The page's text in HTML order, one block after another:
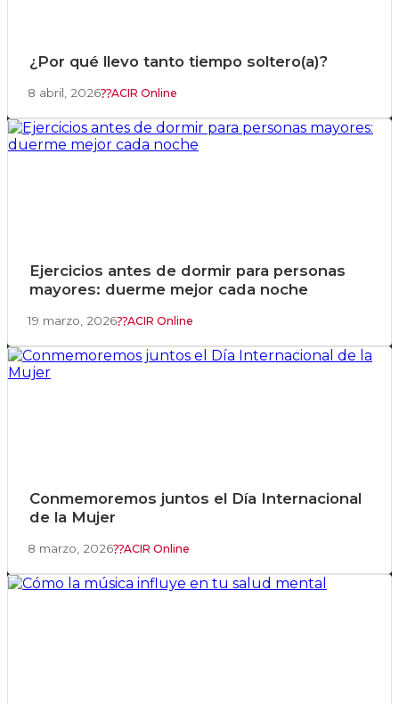
¿Por qué llevo tanto tiempo soltero(a)?
8 abril, 2026 ACIR Online
Ejercicios antes de dormir para personas
mayores: duerme mejor cada noche
19 marzo, 2026 ACIR Online
Conmemoremos juntos el Día Internacional
de la Mujer
8 marzo, 2026 ACIR Online